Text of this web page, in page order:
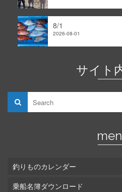
8/1
2026-08-01
サイト
釣りものカレンダー
乗船名簿ダウンロード